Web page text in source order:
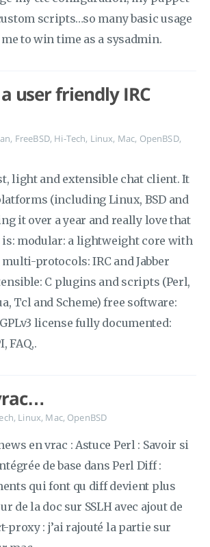
scripts…so many basic usage
to win time as a sysadmin.
user friendly IRC
, FreeBSD, Hi-Tech, Linux, Mac, OpenBSD,
light and extensible chat client. It
(including Linux, BSD and
it over a year and really love that
is: modular: a lightweight core with
protocols: IRC and Jabber
C plugins and scripts (Perl,
Tcl and Scheme) free software:
license fully documented:
FAQ,.
, Linux, Mac, OpenBSD
en vrac : Astuce Perl : Savoir si
de base dans Perl Diff :
qui font qu diff devient plus
de la doc sur SSLH avec ajout de
proxy : j’ai rajouté la partie sur